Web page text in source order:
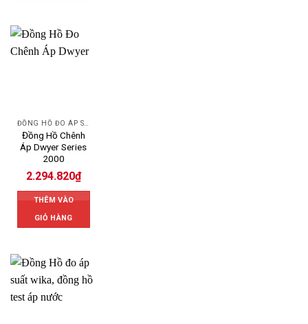
Đồng Hồ Chênh
Áp Dwyer Series
2000
2.294.820₫
THÊM VÀO
GIỎ HÀNG